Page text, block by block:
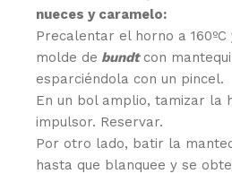
nueces y caramelo:
Precalentar el horno a
molde de bundt con
esparciéndola con un pincel.
En un bol amplio, tamizar la
impulsor. Reservar.
Por otro lado, batir la
hasta que blanquee y se